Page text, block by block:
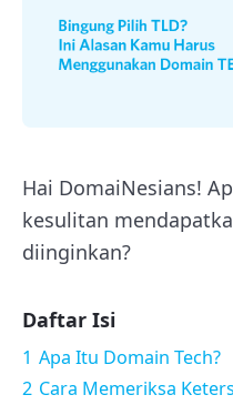
Hai DomaiNesians!
kesulitan
diinginkan?
Daftar Isi
1 Apa Itu Domain Tech?
2 Cara Memeriksa